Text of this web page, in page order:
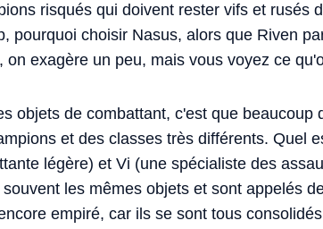
risqués qui doivent rester vifs et rusés
pourquoi choisir Nasus, alors que Riven
exagère un peu, mais vous voyez ce
objets de combattant, c'est que beaucoup
et des classes très différents. Quel
légère) et Vi (une spécialiste des
les mêmes objets et sont appelés
empiré, car ils se sont tous